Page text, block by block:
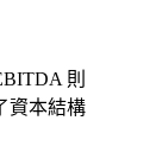
則
資本結構